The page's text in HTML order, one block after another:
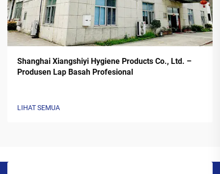
Shanghai Xiangshiyi Hygiene Products Co., Ltd. –
Produsen Lap Basah Profesional
LIHAT SEMUA